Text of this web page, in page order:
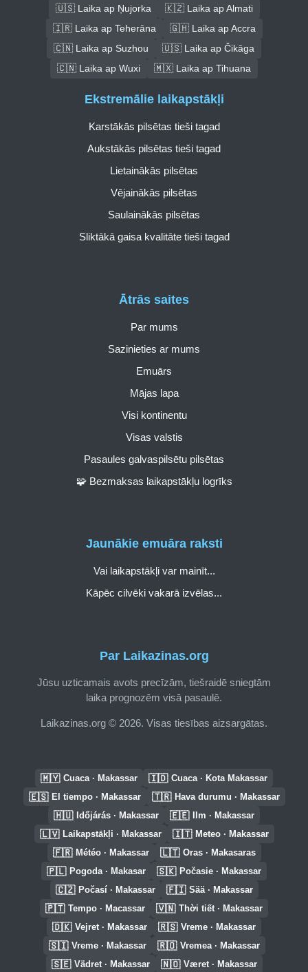
🇺🇸 Laika ap Ņujorka
🇰🇿 Laika ap Almati
🇮🇷 Laika ap Teherāna
🇬🇭 Laika ap Accra
🇨🇳 Laika ap Suzhou
🇺🇸 Laika ap Čikāga
🇨🇳 Laika ap Wuxi
🇲🇽 Laika ap Tihuana
Par Laikazinas.org
Jūsu uzticamais avots precīzām, tiešraidē sniegtām
laika prognozēm visā pasaulē.
Laikazinas.org © 2026. Visas tiesības aizsargātas.
Ātrās saites
Par mums
Sazinieties ar mums
Emuārs
Mājas lapa
Visi kontinentu
Visas valstis
Pasaules galvaspilsētu pilsētas
🧩 Bezmaksas laikapstākļu logrīks
Ekstremālie laikapstākļi
Karstākās pilsētas tieši tagad
Aukstākās pilsētas tieši tagad
Lietainākās pilsētas
Vējainākās pilsētas
Saulainākās pilsētas
Sliktākā gaisa kvalitāte tieši tagad
Jaunākie emuāra raksti
Vai laikapstākļi var mainīt...
Kāpēc cilvēki vakarā izvēlas...
🇲🇾 Cuaca · Makassar 🇮🇩 Cuaca · Kota Makassar
🇪🇸 El tiempo · Makassar 🇹🇷 Hava durumu · Makassar
🇭🇺 Időjárás · Makassar 🇪🇪 Ilm · Makassar
🇱🇻 Laikapstākļi · Makassar 🇮🇹 Meteo · Makassar
🇫🇷 Météo · Makassar 🇱🇹 Oras · Makasaras
🇵🇱 Pogoda · Makasar 🇸🇰 Počasie · Makassar
🇨🇿 Počasí · Makassar 🇫🇮 Sää · Makassar
🇵🇹 Tempo · Macassar 🇻🇳 Thời tiết · Makassar
🇩🇰 Vejret · Makassar 🇷🇸 Vreme · Makassar
🇸🇮 Vreme · Makassar 🇷🇴 Vremea · Makassar
🇸🇪 Vädret · Makassar 🇳🇴 Været · Makassar